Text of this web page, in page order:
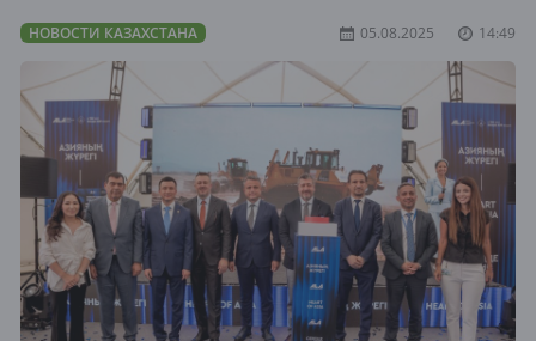
НОВОСТИ КАЗАХСТАНА 05.08.2025 14:49